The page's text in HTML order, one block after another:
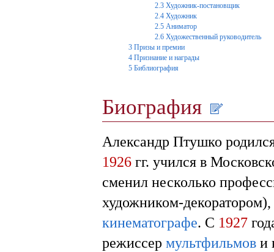
2.3 Художник-постановщик
2.4 Художник
2.5 Аниматор
2.6 Художественный руководитель
3 Призы и премии
4 Признание и награды
5 Библиография
Биография
Александр Птушко
1926 гг. учился в
сменил несколько
художником-
кинематографе. С 1927
режиссер мультфильмов и